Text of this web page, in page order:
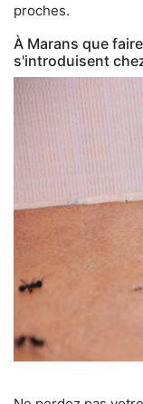
proches.
À Marans que
s'introduisent